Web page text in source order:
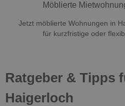
Möblierte
Jetzt möblierte Wohnungen in
für kurzfristige oder
Ratgeber & Tipps
Haigerloch